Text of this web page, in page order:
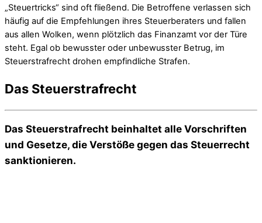
„Steuertricks“ sind oft fließend. Die Betroffene verlassen sich
häufig auf die Empfehlungen ihres Steuerberaters und fallen
aus allen Wolken, wenn plötzlich das Finanzamt vor der Türe
steht. Egal ob bewusster oder unbewusster Betrug, im
Steuerstrafrecht drohen empfindliche Strafen.
Das Steuerstrafrecht
Das Steuerstrafrecht beinhaltet alle Vorschriften
und Gesetze, die Verstöße gegen das Steuerrecht
sanktionieren.